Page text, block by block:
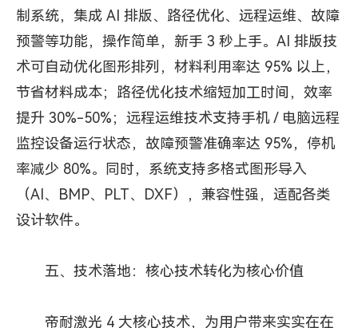
制系统，集成 AI 排版、路径优化、远程运维、故障
预警等功能，操作简单，新手 3 秒上手。AI 排版技
术可自动优化图形排列，材料利用率达 95% 以上，
节省材料成本；路径优化技术缩短加工时间，效率
提升 30%-50%；远程运维技术支持手机 / 电脑远程
监控设备运行状态，故障预警准确率达 95%，停机
率减少 80%。同时，系统支持多格式图形导入
（AI、BMP、PLT、DXF），兼容性强，适配各类
设计软件。
五、技术落地：核心技术转化为核心价值
帝耐激光 4 大核心技术，为用户带来实实在在